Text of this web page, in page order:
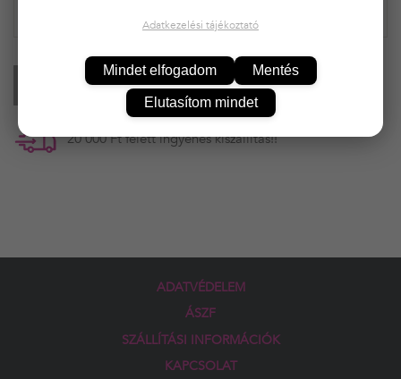
KOSÁRBA
20 000 Ft felett ingyenes kiszállítás!!
ADATVÉDELEM
ÁSZF
SZÁLLÍTÁSI INFORMÁCIÓK
KAPCSOLAT
Adatkezelési tájékoztató
Mindet elfogadom Mentés
Elutasítom mindet